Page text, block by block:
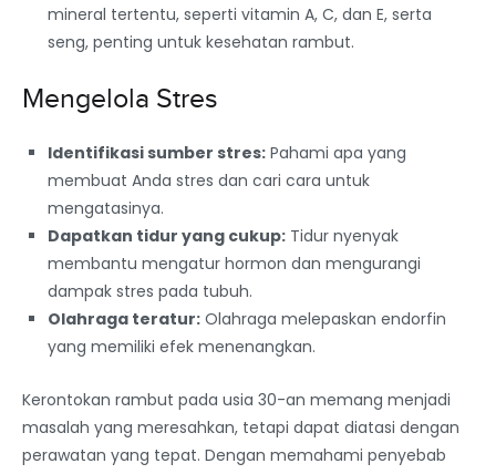
mineral tertentu, seperti vitamin A, C, dan E, serta
seng, penting untuk kesehatan rambut.
Mengelola Stres
Identifikasi sumber stres: Pahami apa yang
membuat Anda stres dan cari cara untuk
mengatasinya.
Dapatkan tidur yang cukup: Tidur nyenyak
membantu mengatur hormon dan mengurangi
dampak stres pada tubuh.
Olahraga teratur: Olahraga melepaskan endorfin
yang memiliki efek menenangkan.
Kerontokan rambut pada usia 30-an memang menjadi
masalah yang meresahkan, tetapi dapat diatasi dengan
perawatan yang tepat. Dengan memahami penyebab